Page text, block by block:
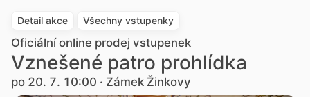
Detail akce Všechny vstupenky
Oficiální online prodej vstupenek
Vznešené patro prohlídka
po 20. 7. 10:00 · Zámek Žinkovy